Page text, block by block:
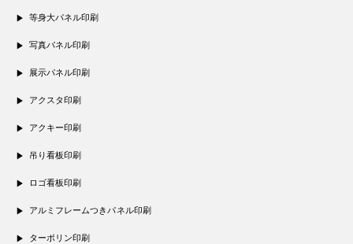
等身大パネル印刷
写真パネル印刷
展示パネル印刷
アクスタ印刷
アクキー印刷
吊り看板印刷
ロゴ看板印刷
アルミフレームつきパネル印刷
ターポリン印刷